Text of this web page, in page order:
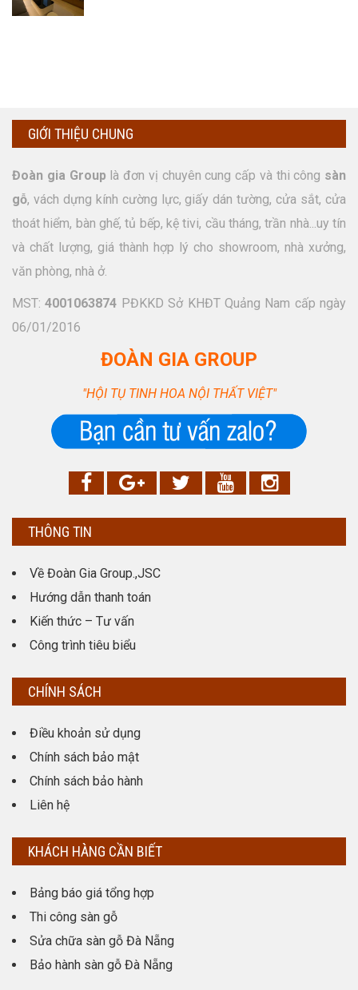
GIỚI THIỆU CHUNG
Đoàn gia Group là đơn vị chuyên cung cấp và thi công sàn
gỗ, vách dựng kính cường lực, giấy dán tường, cửa sắt, cửa
thoát hiểm, bàn ghế, tủ bếp, kệ tivi, cầu tháng, trần nhà...uy tín
và chất lượng, giá thành hợp lý cho showroom, nhà xưởng,
văn phòng, nhà ở.
MST:4001063874 PĐKKD Sở KHĐT Quảng Nam cấp ngày
06/01/2016
ĐOÀN GIA GROUP
"HỘI TỤ TINH HOA NỘI THẤT VIỆT"
THÔNG TIN
Về Đoàn Gia Group.,JSC
Hướng dẫn thanh toán
Kiến thức – Tư vấn
Công trình tiêu biểu
CHÍNH SÁCH
Điều khoản sử dụng
Chính sách bảo mật
Chính sách bảo hành
Liên hệ
KHÁCH HÀNG CẦN BIẾT
Bảng báo giá tổng hợp
Thi công sàn gỗ
Sửa chữa sàn gỗ Đà Nẵng
Bảo hành sàn gỗ Đà Nẵng